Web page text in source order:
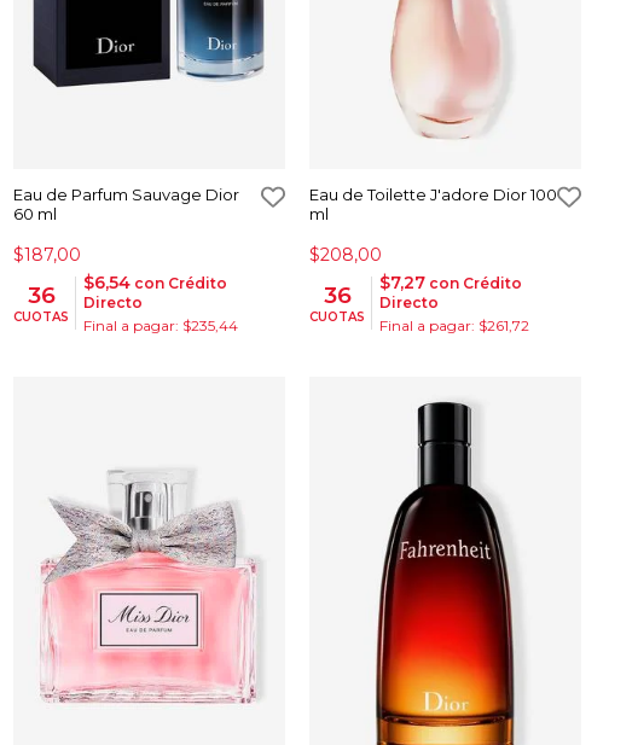
Eau de Parfum Sauvage Dior
60 ml
$187,00
36
CUOTAS
$6,54 con Crédito
Directo
Final a pagar: $235,44
Eau de Toilette J'adore Dior 100
ml
$208,00
36
CUOTAS
$7,27 con Crédito
Directo
Final a pagar: $261,72